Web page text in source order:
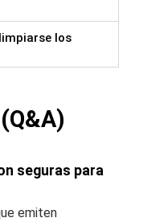
los
seguras para
emiten